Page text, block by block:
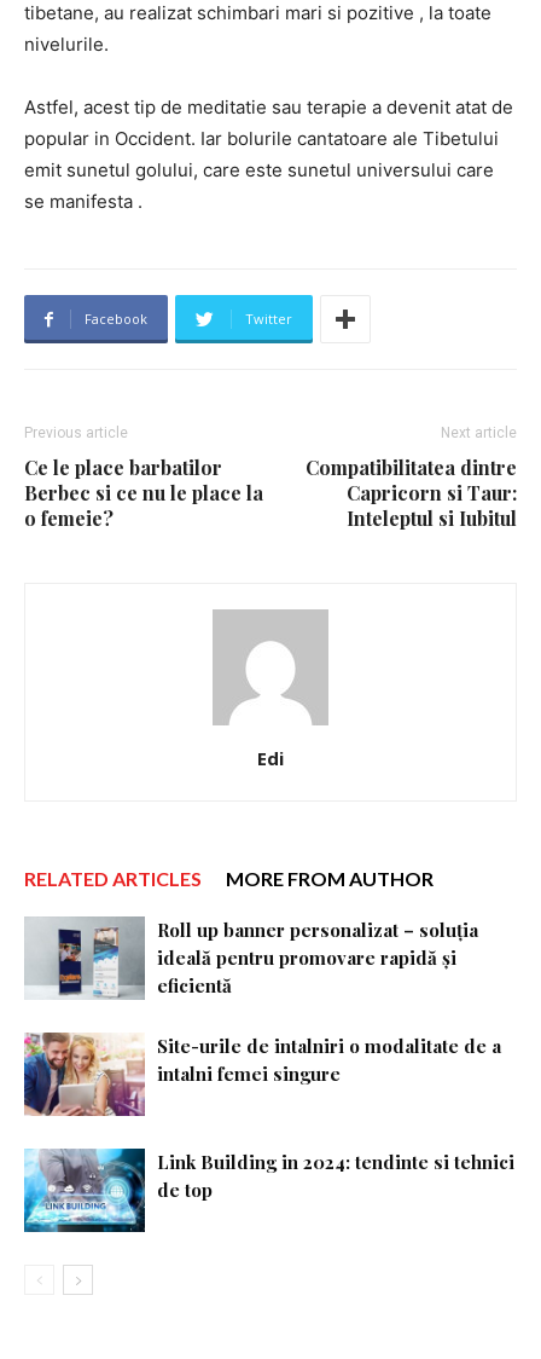
tibetane, au realizat schimbari mari si pozitive , la toate
nivelurile.
Astfel, acest tip de meditatie sau terapie a devenit atat de
popular in Occident. Iar bolurile cantatoare ale Tibetului
emit sunetul golului, care este sunetul universului care
se manifesta .
Facebook Twitter
Previous article
Ce le place barbatilor
Berbec si ce nu le place la
o femeie?
Next article
Compatibilitatea dintre
Capricorn si Taur:
Inteleptul si Iubitul
Edi
RELATED ARTICLES MORE FROM AUTHOR
Roll up banner personalizat – soluția
ideală pentru promovare rapidă și
eficientă
Site-urile de intalniri o modalitate de a
intalni femei singure
Link Building in 2024: tendinte si tehnici
de top